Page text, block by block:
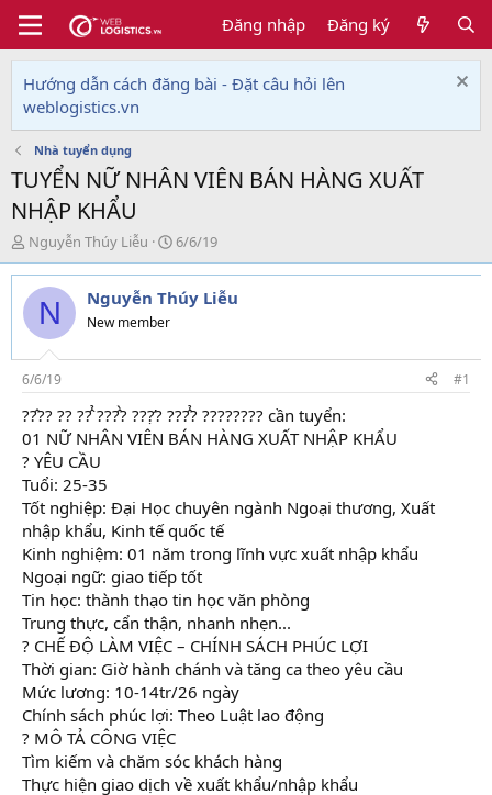
Đăng nhập Đăng ký
Hướng dẫn cách đăng bài - Đặt câu hỏi lên
weblogistics.vn
Nhà tuyển dụng
TUYỂN NỮ NHÂN VIÊN BÁN HÀNG XUẤT
NHẬP KHẨU
T
h
r
e
d
s
t
a
r
t
e
r
Nguyễn Thúy Liễu
N
g
à
y
i
6/6/19
N Nguyễn Thúy Liễu
New member
6/6/19 #1
??̂?? ?? ??̂̉ ???̂̀? ???̛̣? ???̂̉? ???????? cần tuyển:
01 NỮ NHÂN VIÊN BÁN HÀNG XUẤT NHẬP KHẨU
? YÊU CẦU
Tuổi: 25-35
Tốt nghiệp: Đại Học chuyên ngành Ngoại thương, Xuất
nhập khẩu, Kinh tế quốc tế
Kinh nghiệm: 01 năm trong lĩnh vực xuất nhập khẩu
Ngoại ngữ: giao tiếp tốt
Tin học: thành thạo tin học văn phòng
Trung thực, cẩn thận, nhanh nhẹn...
? CHẾ ĐỘ LÀM VIỆC – CHÍNH SÁCH PHÚC LỢI
Thời gian: Giờ hành chánh và tăng ca theo yêu cầu
Mức lương: 10-14tr/26 ngày
Chính sách phúc lợi: Theo Luật lao động
? MÔ TẢ CÔNG VIỆC
Tìm kiếm và chăm sóc khách hàng
Thực hiện giao dịch về xuất khẩu/nhập khẩu